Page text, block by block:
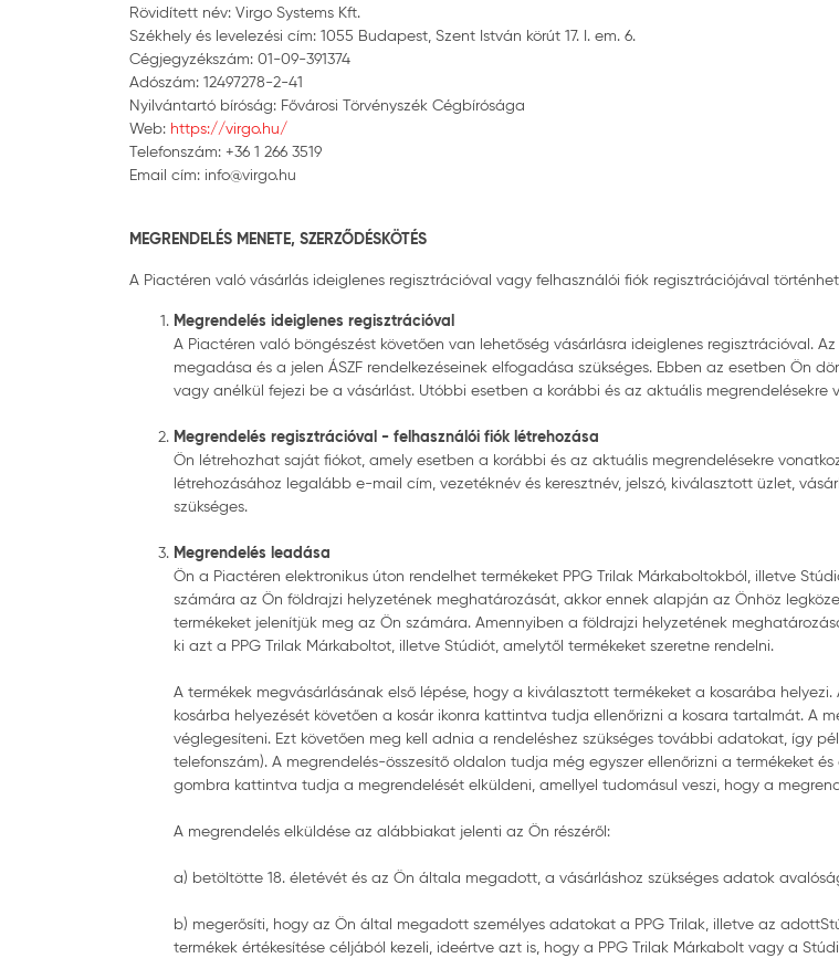
Rövidített név: Virgo Systems Kft.
Székhely és levelezési cím: 1055 Budapest, Szent István körút 17. I. em. 6.
Cégjegyzékszám: 01-09-391374
Adószám: 12497278-2-41
Nyilvántartó bíróság: Fővárosi Törvényszék Cégbírósága
Web: https://virgo.hu/
Telefonszám: +36 1 266 3519
Email cím: info@virgo.hu
MEGRENDELÉS MENETE, SZERZŐDÉSKÖTÉS
A Piactéren való vásárlás ideiglenes regisztrációval vagy felhasználói fiók regisztrációjával
Megrendelés ideiglenes regisztrációval
A Piactéren való böngészést követően van lehetőség vásárlásra ideiglenes regisztrációval.
megadása és a jelen ÁSZF rendelkezéseinek elfogadása szükséges. Ebben az esetben Ön
vagy anélkül fejezi be a vásárlást. Utóbbi esetben a korábbi és az aktuális megrendelésekre
Megrendelés regisztrációval - felhasználói fiók létrehozása
Ön létrehozhat saját fiókot, amely esetben a korábbi és az aktuális megrendelésekre
létrehozásához legalább e-mail cím, vezetéknév és keresztnév, jelszó, kiválasztott üzlet,
szükséges.
Megrendelés leadása
Ön a Piactéren elektronikus úton rendelhet termékeket PPG Trilak Márkaboltokból, illetve
számára az Ön földrajzi helyzetének meghatározását, akkor ennek alapján az Önhöz
termékeket jelenítjük meg az Ön számára. Amennyiben a földrajzi helyzetének
ki azt a PPG Trilak Márkaboltot, illetve Stúdiót, amelytől termékeket szeretne rendelni.
A termékek megvásárlásának első lépése, hogy a kiválasztott termékeket a kosarába
kosárba helyezését követően a kosár ikonra kattintva tudja ellenőrizni a kosara tartalmát. A
véglegesíteni. Ezt követően meg kell adnia a rendeléshez szükséges további adatokat, így
telefonszám). A megrendelés-összesítő oldalon tudja még egyszer ellenőrizni a termékeket
gombra kattintva tudja a megrendelését elküldeni, amellyel tudomásul veszi, hogy a
A megrendelés elküldése az alábbiakat jelenti az Ön részéről:
a) betöltötte 18. életévét és az Ön általa megadott, a vásárláshoz szükséges adatok
b) megerősíti, hogy az Ön által megadott személyes adatokat a PPG Trilak, illetve az
termékek értékesítése céljából kezeli, ideértve azt is, hogy a PPG Trilak Márkabolt vagy a